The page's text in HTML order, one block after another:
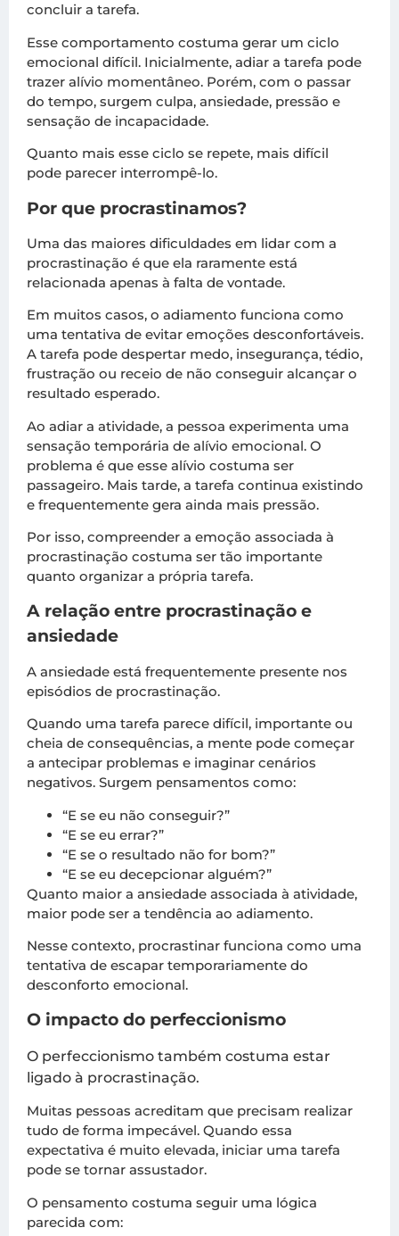
concluir a tarefa.
Esse comportamento costuma gerar um ciclo
emocional difícil. Inicialmente, adiar a tarefa pode
trazer alívio momentâneo. Porém, com o passar
do tempo, surgem culpa, ansiedade, pressão e
sensação de incapacidade.
Quanto mais esse ciclo se repete, mais difícil
pode parecer interrompê-lo.
Por que procrastinamos?
Uma das maiores dificuldades em lidar com a
procrastinação é que ela raramente está
relacionada apenas à falta de vontade.
Em muitos casos, o adiamento funciona como
uma tentativa de evitar emoções desconfortáveis.
A tarefa pode despertar medo, insegurança, tédio,
frustração ou receio de não conseguir alcançar o
resultado esperado.
Ao adiar a atividade, a pessoa experimenta uma
sensação temporária de alívio emocional. O
problema é que esse alívio costuma ser
passageiro. Mais tarde, a tarefa continua existindo
e frequentemente gera ainda mais pressão.
Por isso, compreender a emoção associada à
procrastinação costuma ser tão importante
quanto organizar a própria tarefa.
A relação entre procrastinação e
ansiedade
A ansiedade está frequentemente presente nos
episódios de procrastinação.
Quando uma tarefa parece difícil, importante ou
cheia de consequências, a mente pode começar
a antecipar problemas e imaginar cenários
negativos. Surgem pensamentos como:
“E se eu não conseguir?”
“E se eu errar?”
“E se o resultado não for bom?”
“E se eu decepcionar alguém?”
Quanto maior a ansiedade associada à atividade,
maior pode ser a tendência ao adiamento.
Nesse contexto, procrastinar funciona como uma
tentativa de escapar temporariamente do
desconforto emocional.
O impacto do perfeccionismo
O perfeccionismo também costuma estar
ligado à procrastinação.
Muitas pessoas acreditam que precisam realizar
tudo de forma impecável. Quando essa
expectativa é muito elevada, iniciar uma tarefa
pode se tornar assustador.
O pensamento costuma seguir uma lógica
parecida com: